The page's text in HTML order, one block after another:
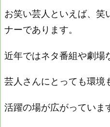
お笑い芸人といえば、笑
ナーであります。
近年ではネタ番組や劇場
芸人さんにとっても環境
活躍の場が広がっていま